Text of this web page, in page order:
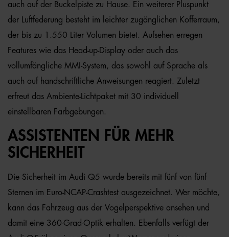
auch auf der Buckelpiste zu Hause. Ein weiterer Pluspunkt
der Luftfederung besteht im leichter zugänglichen Kofferraum,
der bis zu 1.550 Liter Volumen bietet. Aufsehen erregen
Features wie das Head-up-Display oder auch das
vollumfängliche MMI-System, das sowohl auf Sprache als
auch auf handschriftliche Anweisungen reagiert. Zuletzt
erfreut das Ambiente-Lichtpaket mit 30 individuell
einstellbaren Farbgebungen.
ASSISTENTEN FÜR MEHR
SICHERHEIT
Die Sicherheit im Audi Q5 wurde bereits mit fünf von fünf
Sternen im Euro-NCAP-Crashtest ausgezeichnet. Wer möchte,
kann das Fahrzeug aus der Vogelperspektive ansehen und
damit eine 360-Grad-Optik erhalten. Ebenfalls verfügt der